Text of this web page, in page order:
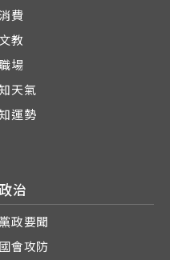
費
文教
場
天氣
運勢
治
政要聞
國會攻防